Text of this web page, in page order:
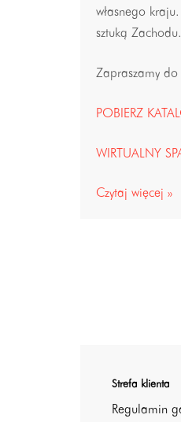
własnego
sztuką Zachodu.
Zapraszamy
POBIERZ
WIRTUALNY
Czytaj więcej »
Strefa klienta
Regulamin